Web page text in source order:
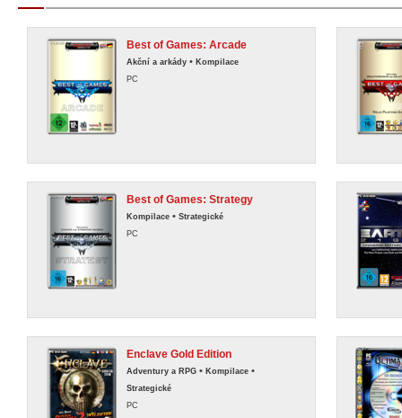
Best of Games: Arcade
Akční a arkády • Kompilace
PC
Best of Games: Strategy
Kompilace • Strategické
PC
Enclave Gold Edition
Adventury a RPG • Kompilace •
Strategické
PC